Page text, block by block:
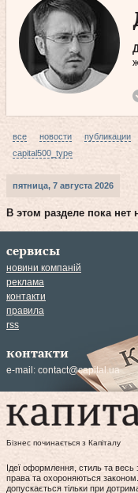
все новости публикации
capital500_type
пятница, 7 августа 2026
В этом разделе пока нет
сервисы
новини компаній
реклама
контакти
правила
rss
контакти
e-mail: contact@capital.ua
Бізнес починається з Капіталу
Ідеї оформлення, стиль та весь
права та охороняються
допускається тільки при